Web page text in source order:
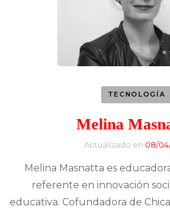
TECNOLOGÍA
Melina
Actualizado en 08/
Melina Masnatta es
referente en innovación
educativa. Cofundadora de